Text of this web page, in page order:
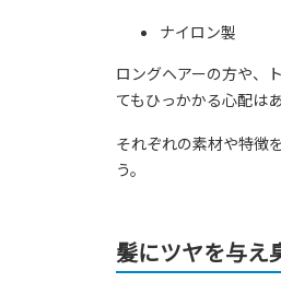
ナイロン製
ロングヘアーの方や、
てもひっかかる心配は
それぞれの素材や特徴
う。
髪にツヤを与え